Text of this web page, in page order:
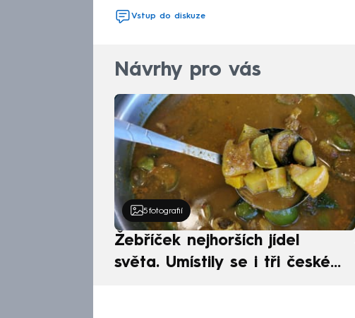
Vstup do diskuze
Návrhy pro vás
5 fotografií
Žebříček nejhorších jídel
světa. Umístily se i tři české